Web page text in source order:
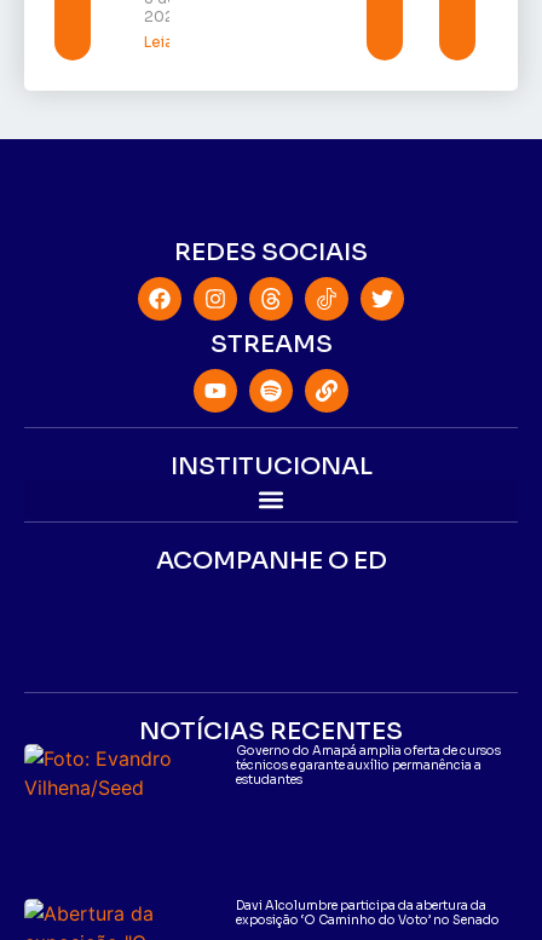
2026
Leia mais »
REDES SOCIAIS
STREAMS
INSTITUCIONAL
ACOMPANHE O ED
NOTÍCIAS RECENTES
Governo do Amapá amplia oferta de cursos
técnicos e garante auxílio permanência a
estudantes
Davi Alcolumbre participa da abertura da
exposição ‘O Caminho do Voto’ no Senado